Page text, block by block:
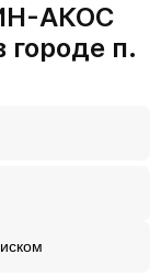
АКОС
п.